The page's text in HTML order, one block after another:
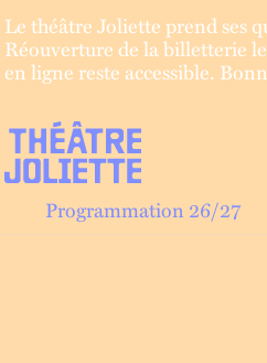
Le théâtre Joliette prend ses
Réouverture de la billetterie
en ligne reste accessible.
Programmation 26/27